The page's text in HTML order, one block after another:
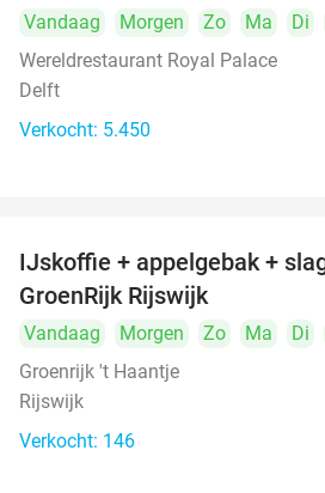
Vandaag Morgen Zo Ma Di
Wereldrestaurant Royal Palace
Delft
Verkocht: 5.450
IJskoffie + appelgebak +
GroenRijk Rijswijk
Vandaag Morgen Zo Ma Di
Groenrijk 't Haantje
Rijswijk
Verkocht: 146